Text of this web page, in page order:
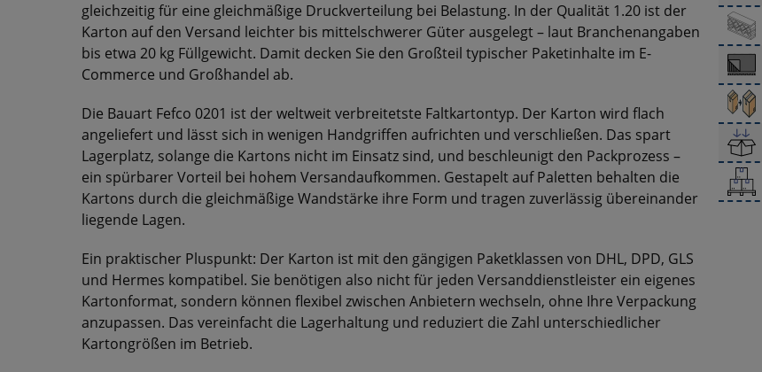
gleichzeitig für eine gleichmäßige Druckverteilung bei Belastung. In der Qualität 1.20 ist der
Karton auf den Versand leichter bis mittelschwerer Güter ausgelegt – laut Branchenangaben
bis etwa 20 kg Füllgewicht. Damit decken Sie den Großteil typischer Paketinhalte im E-
Commerce und Großhandel ab.
Die Bauart Fefco 0201 ist der weltweit verbreitetste Faltkartontyp. Der Karton wird flach
angeliefert und lässt sich in wenigen Handgriffen aufrichten und verschließen. Das spart
Lagerplatz, solange die Kartons nicht im Einsatz sind, und beschleunigt den Packprozess –
ein spürbarer Vorteil bei hohem Versandaufkommen. Gestapelt auf Paletten behalten die
Kartons durch die gleichmäßige Wandstärke ihre Form und tragen zuverlässig übereinander
liegende Lagen.
Ein praktischer Pluspunkt: Der Karton ist mit den gängigen Paketklassen von DHL, DPD, GLS
und Hermes kompatibel. Sie benötigen also nicht für jeden Versanddienstleister ein eigenes
Kartonformat, sondern können flexibel zwischen Anbietern wechseln, ohne Ihre Verpackung
anzupassen. Das vereinfacht die Lagerhaltung und reduziert die Zahl unterschiedlicher
Kartongrößen im Betrieb.